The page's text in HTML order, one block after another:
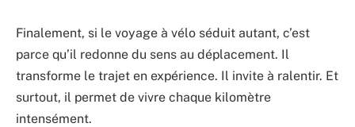
Finalement, si le voyage à vélo séduit autant, c’est
parce qu’il redonne du sens au déplacement. Il
transforme le trajet en expérience. Il invite à ralentir. Et
surtout, il permet de vivre chaque kilomètre
intensément.